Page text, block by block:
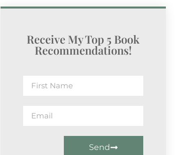
Receive My Top 5 Book
Recommendations!
Send